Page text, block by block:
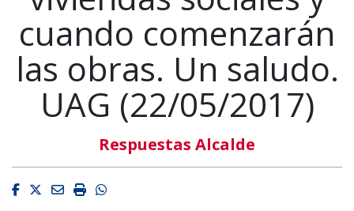
cuando comenzarán
las obras. Un saludo.
UAG (22/05/2017)
Respuestas Alcalde
Facebook
Twitter
EmailImprimirWhatsapp